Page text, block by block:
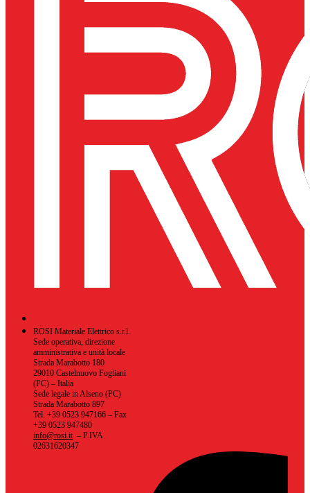
ROSI Materiale Elettrico s.r.l.
Sede operativa, direzione
amministrativa e unità locale
Strada Marabotto 180
29010 Castelnuovo Fogliani
(PC) – Italia
Sede legale in Alseno (PC)
Strada Marabotto 897
Tel. +39 0523 947166 – Fax
+39 0523 947480
info@rosi.it– P.IVA
02631620347